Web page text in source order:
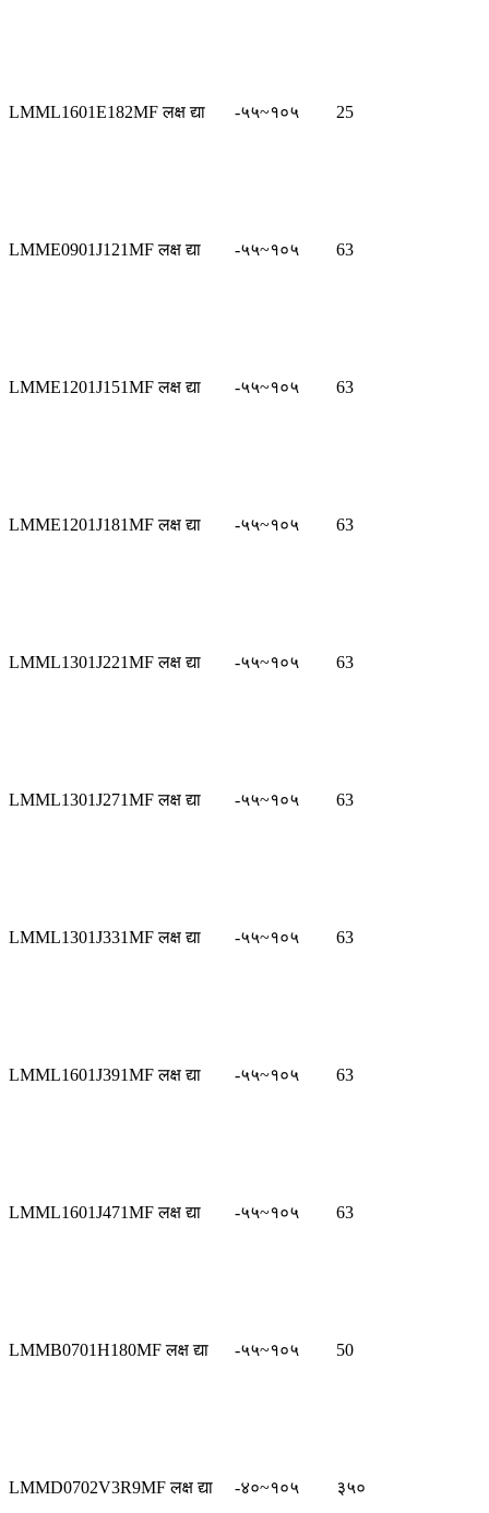
LMML1601E182MF लक्ष द्या -५५~१०५ 25
LMME0901J121MF लक्ष द्या -५५~१०५ 63
LMME1201J151MF लक्ष द्या -५५~१०५ 63
LMME1201J181MF लक्ष द्या -५५~१०५ 63
LMML1301J221MF लक्ष द्या -५५~१०५ 63
LMML1301J271MF लक्ष द्या -५५~१०५ 63
LMML1301J331MF लक्ष द्या -५५~१०५ 63
LMML1601J391MF लक्ष द्या -५५~१०५ 63
LMML1601J471MF लक्ष द्या -५५~१०५ 63
LMMB0701H180MF लक्ष द्या -५५~१०५ 50
LMMD0702V3R9MF लक्ष द्या -४०~१०५ ३५०